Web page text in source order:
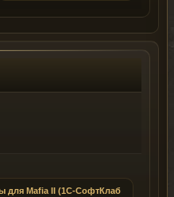
для Mafia II (1C-СофтКлаб